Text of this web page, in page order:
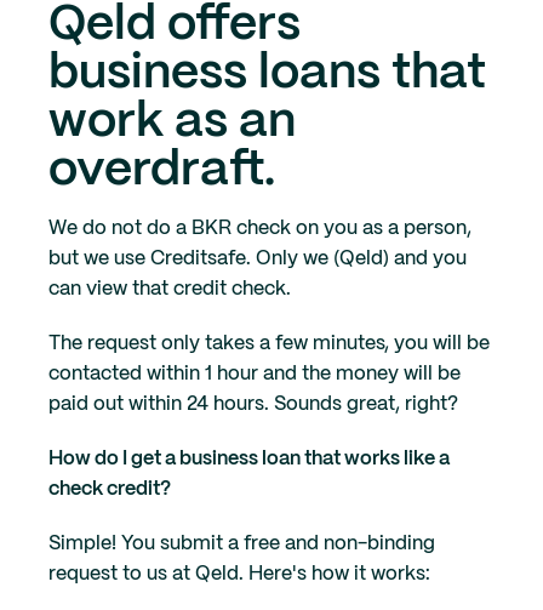
Qeld offers
business loans that
work as an
overdraft.
We do not do a BKR check on you as a person,
but we use Creditsafe. Only we (Qeld) and you
can view that credit check.
The request only takes a few minutes, you will be
contacted within 1 hour and the money will be
paid out within 24 hours. Sounds great, right?
How do I get a business loan that works like a
check credit?
Simple! You submit a free and non-binding
request to us at Qeld. Here's how it works: